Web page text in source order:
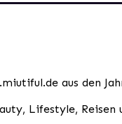
aus den
Lifestyle, Reisen